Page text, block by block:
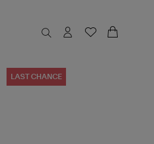
LAST CHANCE